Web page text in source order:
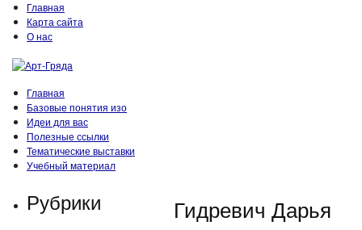
Главная
Карта сайта
О нас
Главная
Базовые понятия изо
Идеи для вас
Полезные ссылки
Тематические выставки
Учебный материал
Рубрики Гидревич Дарья